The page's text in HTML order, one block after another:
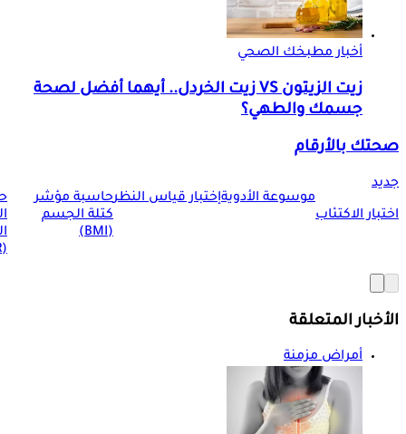
أخبار مطبخك الصحي
زيت الزيتون VS زيت الخردل.. أيهما أفضل لصحة
جسمك والطهي؟
صحتك بالأرقام
جديد
اختبار الاكتئاب
موسوعة الأدويةإختبار قياس النظرحاسبة مؤشر
كتلة الجسم
(BMI)
(BMR)
الأخبار المتعلقة
أمراض مزمنة